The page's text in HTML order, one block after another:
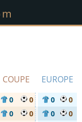
COUPE EUROPE
0 0 0 0
0 0 0 0